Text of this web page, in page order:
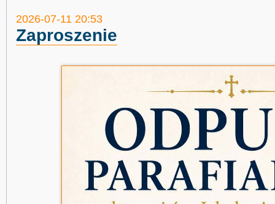
2026-07-11 20:53
Zaproszenie